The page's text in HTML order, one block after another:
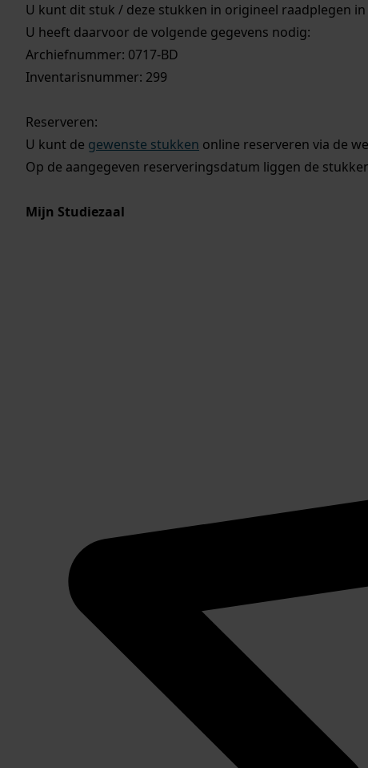
U kunt dit stuk / deze stukken in origineel raadplegen
U heeft daarvoor de volgende gegevens nodig:
Archiefnummer: 0717-BD
Inventarisnummer: 299
Reserveren:
U kunt de gewenste stukken online reserveren via de
Op de aangegeven reserveringsdatum liggen de
Mijn Studiezaal